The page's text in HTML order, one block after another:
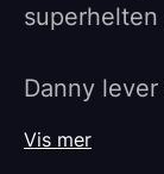
Danny
Vis mer